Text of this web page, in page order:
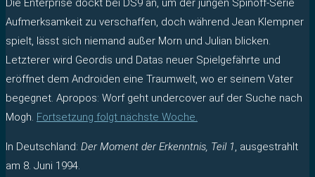
Die Enterprise dockt bei DS9 an, um der jungen Spinoff-Serie
Aufmerksamkeit zu verschaffen, doch während Jean Klempner
spielt, lässt sich niemand außer Morn und Julian blicken.
Letzterer wird Geordis und Datas neuer Spielgefährte und
eröffnet dem Androiden eine Traumwelt, wo er seinem Vater
begegnet. Apropos: Worf geht undercover auf der Suche nach
Mogh. Fortsetzung folgt nächste Woche.
In Deutschland: Der Moment der Erkenntnis, Teil 1, ausgestrahlt
am 8. Juni 1994.